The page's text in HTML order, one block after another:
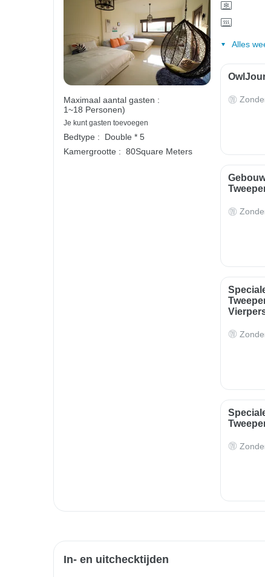
Maximaal aantal gasten :
1~18 Personen)
Je kunt gasten toevoegen
Bedtype :
Double * 5
Kamergrootte : 80Square Meters
Alles
In- en uitchecktijden